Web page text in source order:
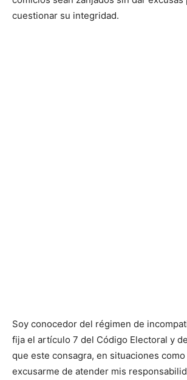
cuestionar su integridad.
Soy conocedor del régimen de
fija el artículo 7 del Código Electoral y
que este consagra, en situaciones como
excusarme de atender mis